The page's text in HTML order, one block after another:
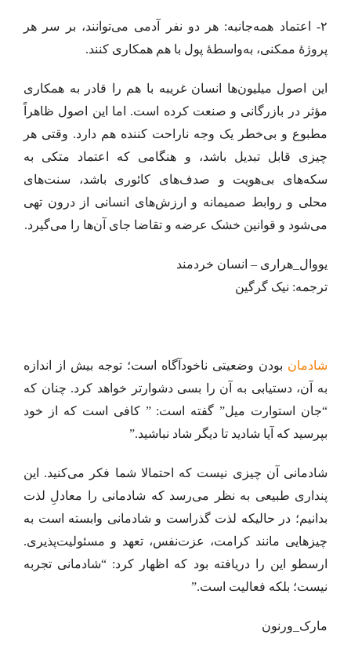
۲- اعتماد همه‌جانبه: هر دو نفر آدمی می‌توانند، بر سر هر
پروژهٔ ممکنی، به‌واسطهٔ پول با هم همکاری کنند.
این اصول میلیون‌ها انسان غریبه با هم را قادر به همکاری
مؤثر در بازرگانی و صنعت کرده است. اما این اصول ظاهراً
مطبوع و بی‌خطر یک وجه ناراحت کننده هم دارد. وقتی هر
چیزی قابل تبدیل باشد، و هنگامی که اعتماد متکی به
سکه‌های بی‌هویت و صدف‌های کائوری باشد، سنت‌های
محلی و روابط صمیمانه و ارزش‌های انسانی از درون تهی
می‌شود و قوانین خشک عرضه و تقاضا جای آن‌ها را می‌گیرد.
یووال_هراری – انسان خردمند
ترجمه: نیک گرگین
شادمان بودن وضعیتی ناخودآگاه است؛ توجه بیش از اندازه
به آن، دستیابی به آن را بسی دشوارتر خواهد کرد. چنان که
“جان استوارت میل” گفته است: ” کافی است که از خود
بپرسید که آیا شادید تا دیگر شاد نباشید.”
شادمانی آن چیزی نیست که احتمالا شما فکر می‌کنید. این
پنداری طبیعی به نظر می‌رسد که شادمانی را معادلِ لذت
بدانیم؛ در حالیکه لذت گذراست و شادمانی وابسته است به
چیزهایی مانند کرامت، عزت‌نفس، تعهد و مسئولیت‌پذیری.
ارسطو این را دریافته بود که اظهار کرد: “شادمانی تجربه
نیست؛ بلکه فعالیت است.”
مارک_ورنون